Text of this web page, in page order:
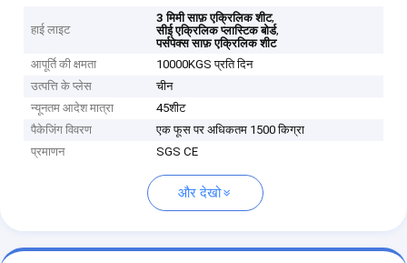
हाई लाइट
3 मिमी साफ़ एक्रिलिक शीट,
सीई एक्रिलिक प्लास्टिक बोर्ड,
पर्सपेक्स साफ़ एक्रिलिक शीट
आपूर्ति की क्षमता
10000KGS प्रति दिन
उत्पत्ति के प्लेस
चीन
न्यूनतम आदेश मात्रा
45शीट
पैकेजिंग विवरण
एक फूस पर अधिकतम 1500 किग्रा
प्रमाणन
SGS CE
और देखो